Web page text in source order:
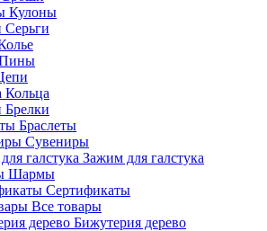
Кулоны
Серьги
Кольца
Брелки
Браслеты
Сувениры
Зажим для галстука
Шармы
Сертификаты
Все товары
Бижутерия дерево